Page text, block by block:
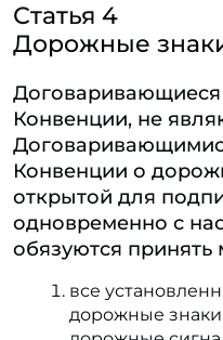
Статья 4
Дорожные
Конвенции, не
Конвенции о
открытой для
одновременно с
обязуются
все
дорожные